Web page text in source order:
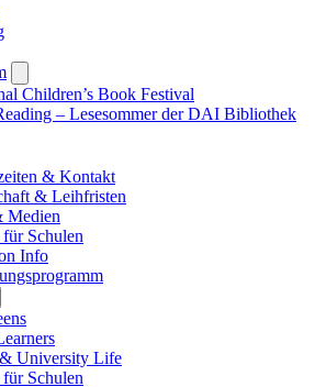
submenu
Children’s Book Festival
– Lesesommer der DAI Bibliothek
& Kontakt
& Leihfristen
Medien
Schulen
Info
& University Life
Schulen